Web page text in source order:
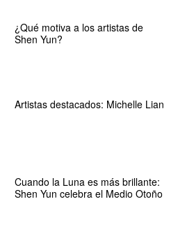
¿Qué motiva a los artistas de
Shen Yun?
Artistas destacados: Michelle Lian
Cuando la Luna es más brillante:
Shen Yun celebra el Medio Otoño